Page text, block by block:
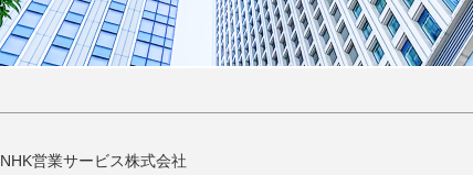
NHK営業サービス株式会社